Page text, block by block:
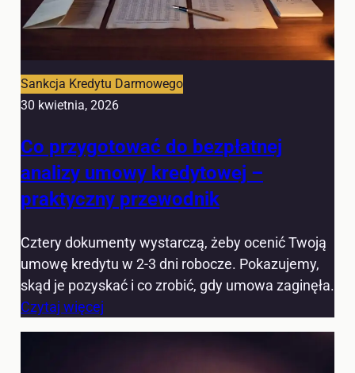
Sankcja Kredytu Darmowego
30 kwietnia, 2026
Co przygotować do bezpłatnej
analizy umowy kredytowej –
praktyczny przewodnik
Cztery dokumenty wystarczą, żeby ocenić Twoją
umowę kredytu w 2-3 dni robocze. Pokazujemy,
skąd je pozyskać i co zrobić, gdy umowa zaginęła.
Czytaj więcej